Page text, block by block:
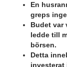
En
greps
Budet var
ledde till
börsen.
Detta
investerat